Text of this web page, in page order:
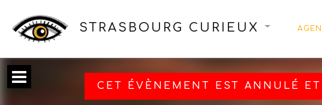
STRASBOURG CURIEUX
CET ÉVÈNEMENT EST ANNULÉ ET